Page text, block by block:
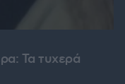
Τα τυχερά